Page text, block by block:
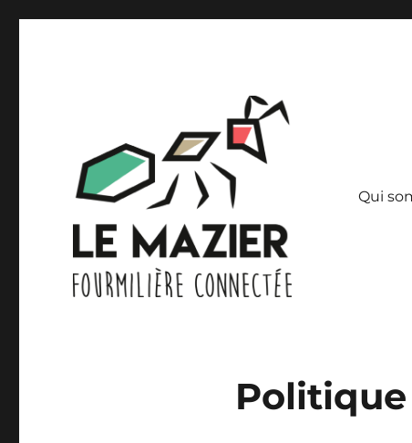
Qui